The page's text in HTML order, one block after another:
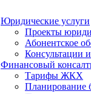
Юридические услуги
Проекты
Абонентское
Консультации
Финансовый
Тарифы ЖКХ
Планирование